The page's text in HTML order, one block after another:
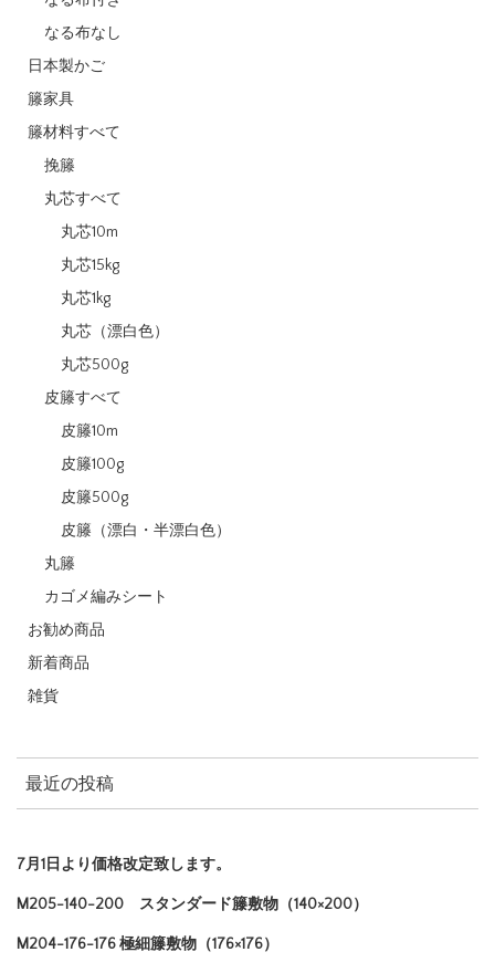
なる布なし
日本製かご
籐家具
籐材料すべて
挽籐
丸芯すべて
丸芯10m
丸芯15kg
丸芯1kg
丸芯（漂白色）
丸芯500g
皮籐すべて
皮籐10m
皮籐100g
皮籐500g
皮籐（漂白・半漂白色）
丸籐
カゴメ編みシート
お勧め商品
新着商品
雑貨
最近の投稿
7月1日より価格改定致します。
M205-140-200 スタンダード籐敷物（140×200）
M204-176-176 極細籐敷物（176×176）